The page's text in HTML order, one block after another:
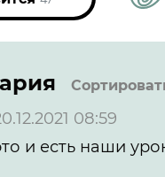
08:59
и есть наши